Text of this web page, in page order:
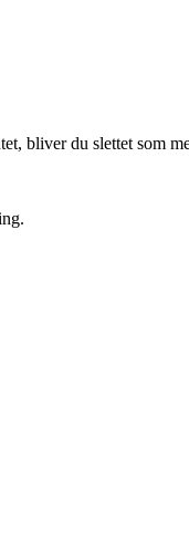
bliver du slettet som